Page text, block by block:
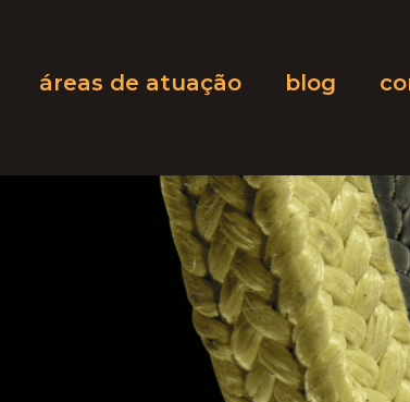
áreas de atuação blog